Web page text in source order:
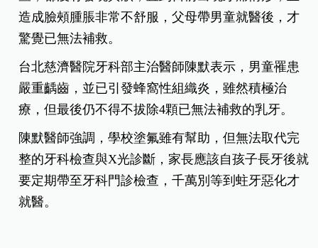
5歲男童蛀牙變蜂窩性組織炎，拔除4顆乳
牙
本以為是乳牙蛀牙，沒料到竟發展成蜂窩性組織
炎！一名5歲男童在幼兒園有定期接受塗氟和口腔檢
查，都沒有發現異狀，直到日前出現牙痛情形，且
造成臉頰腫脹非常不舒服，父母帶男童就醫後，才
驚覺已無法補救。